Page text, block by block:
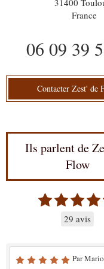
France
06 09 39
Contacter Zest' de
Ils parlent de
Flow
29 avis
Par